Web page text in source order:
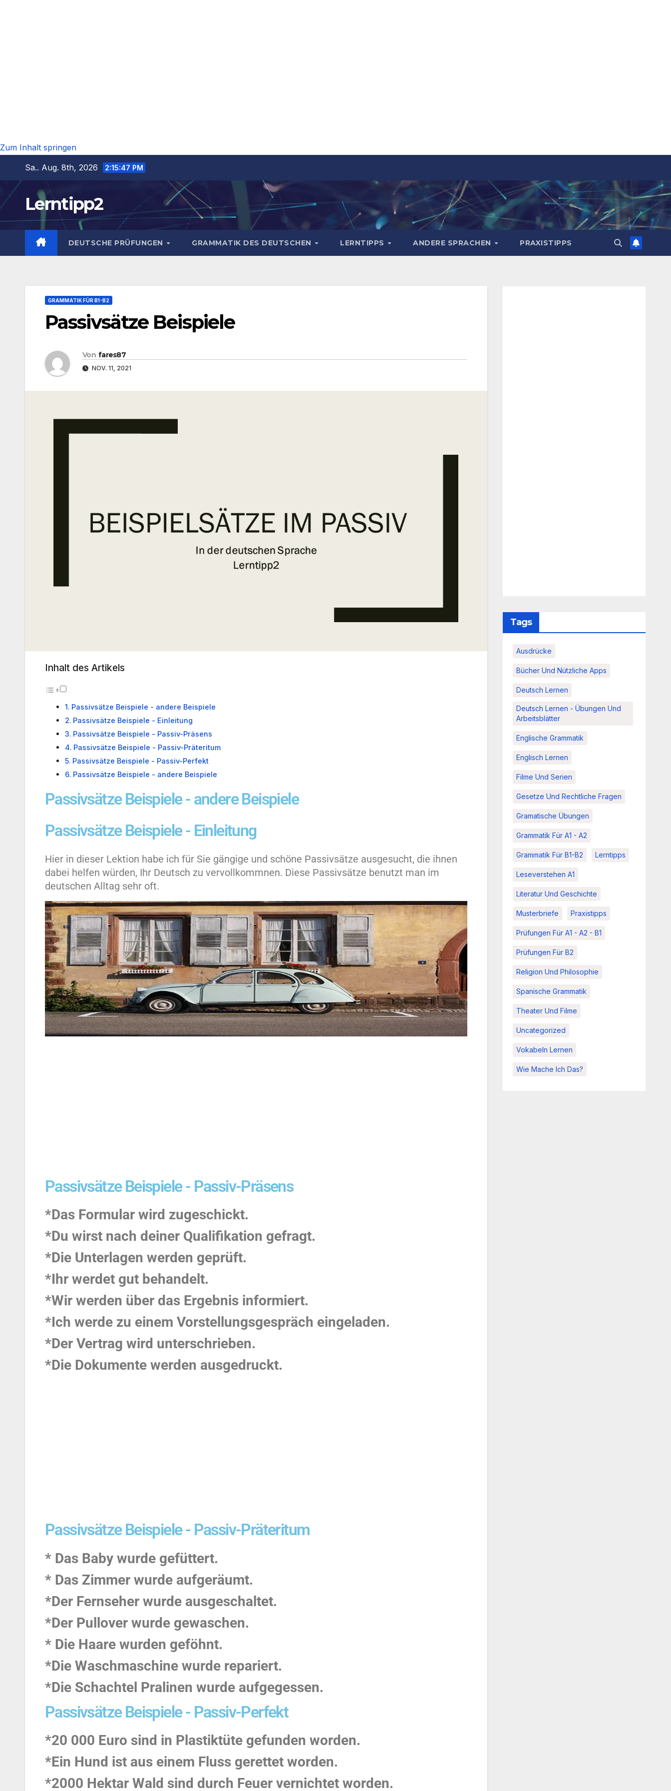
Zum Inhalt springen
Sa.. Aug. 8th, 2026
2:15:48 PM
Lerntipp2
DEUTSCHE PRÜFUNGEN GRAMMATIK DES DEUTSCHEN LERNTIPPS ANDERE SPRACHEN PRAXISTIPPS
GRAMMATIK FÜR B1-B2
Passivsätze Beispiele
Von fares87
NOV. 11, 2021
Inhalt des Artikels
Passivsätze Beispiele - andere Beispiele
Passivsätze Beispiele - Einleitung
Passivsätze Beispiele - Passiv-Präsens
Passivsätze Beispiele - Passiv-Präteritum
Passivsätze Beispiele - Passiv-Perfekt
Passivsätze Beispiele - andere Beispiele
Passivsätze Beispiele - andere Beispiele
Passivsätze Beispiele - Einleitung
Hier in dieser Lektion habe ich für Sie gängige und schöne Passivsätze ausgesucht, die ihnen
dabei helfen würden, Ihr Deutsch zu vervollkommnen. Diese Passivsätze benutzt man im
deutschen Alltag sehr oft.
Passivsätze Beispiele - Passiv-Präsens
*Das Formular wird zugeschickt.
*Du wirst nach deiner Qualifikation gefragt.
*Die Unterlagen werden geprüft.
*Ihr werdet gut behandelt.
*Wir werden über das Ergebnis informiert.
*Ich werde zu einem Vorstellungsgespräch eingeladen.
*Der Vertrag wird unterschrieben.
*Die Dokumente werden ausgedruckt.
Passivsätze Beispiele - Passiv-Präteritum
* Das Baby wurde gefüttert.
* Das Zimmer wurde aufgeräumt.
*Der Fernseher wurde ausgeschaltet.
*Der Pullover wurde gewaschen.
* Die Haare wurden geföhnt.
*Die Waschmaschine wurde repariert.
*Die Schachtel Pralinen wurde aufgegessen.
Passivsätze Beispiele - Passiv-Perfekt
*20 000 Euro sind in Plastiktüte gefunden worden.
*Ein Hund ist aus einem Fluss gerettet worden.
*2000 Hektar Wald sind durch Feuer vernichtet worden.
Tags
Ausdrücke
Bücher Und Nützliche Apps
Deutsch Lernen
Deutsch Lernen - Übungen Und
Arbeitsblätter
Englische Grammatik
Englisch Lernen
Filme Und Serien
Gesetze Und Rechtliche Fragen
Gramatische Übungen
Grammatik Für A1 - A2
Grammatik Für B1-B2 Lerntipps
Leseverstehen A1
Literatur Und Geschichte
Musterbriefe Praxistipps
Prüfungen Für A1 - A2 - B1
Prüfungen Für B2
Religion Und Philosophie
Spanische Grammatik
Theater Und Filme
Uncategorized
Vokabeln Lernen
Wie Mache Ich Das?